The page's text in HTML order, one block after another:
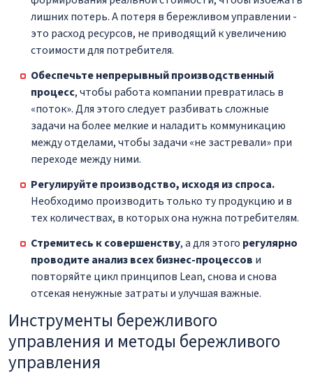
лишних потерь. А потеря в бережливом управлении -
это расход ресурсов, не приводящий к увеличению
стоимости для потребителя.
Обеспечьте непрерывный производственный
процесс, чтобы работа компании превратилась в
«поток». Для этого следует разбивать сложные
задачи на более мелкие и наладить коммуникацию
между отделами, чтобы задачи «не застревали» при
переходе между ними.
Регулируйте производство, исходя из спроса.
Необходимо производить только ту продукцию и в
тех количествах, в которых она нужна потребителям.
Стремитесь к совершенству, а для этого регулярно
проводите анализ всех бизнес-процессов и
повторяйте цикл принципов Lean, снова и снова
отсекая ненужные затраты и улучшая важные.
Инструменты бережливого
управления и методы бережливого
управления